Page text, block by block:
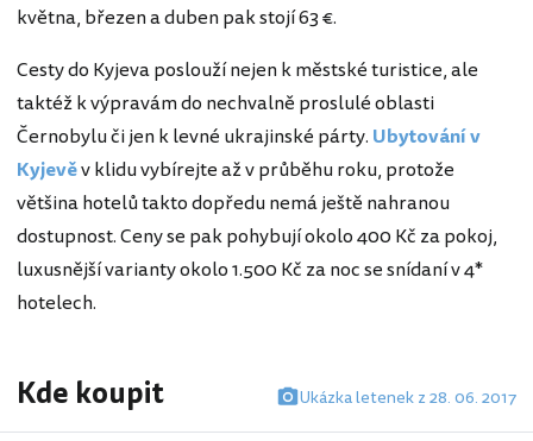
května, březen a duben pak stojí 63 €.
Cesty do Kyjeva poslouží nejen k městské turistice, ale
taktéž k výpravám do nechvalně proslulé oblasti
Černobylu či jen k levné ukrajinské párty. Ubytování v
Kyjevěv klidu vybírejte až v průběhu roku, protože
většina hotelů takto dopředu nemá ještě nahranou
dostupnost. Ceny se pak pohybují okolo 400 Kč za pokoj,
luxusnější varianty okolo 1.500 Kč za noc se snídaní v 4*
hotelech.
Kde koupit Ukázka letenek z 28. 06. 2017